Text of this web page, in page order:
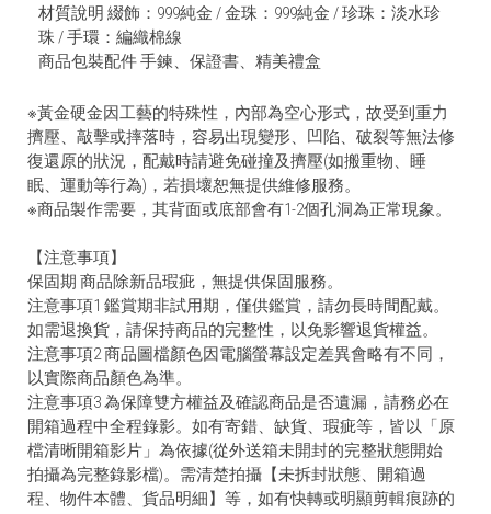
材質說明 綴飾：999純金 / 金珠：999純金 / 珍珠：淡水珍
珠 / 手環：編織棉線
商品包裝配件 手鍊、保證書、精美禮盒
※黃金硬金因工藝的特殊性，內部為空心形式，故受到重力
擠壓、敲擊或摔落時，容易出現變形、凹陷、破裂等無法修
復還原的狀況，配戴時請避免碰撞及擠壓(如搬重物、睡
眠、運動等行為)，若損壞恕無提供維修服務。
※商品製作需要，其背面或底部會有1-2個孔洞為正常現象。
【注意事項】
保固期 商品除新品瑕疵，無提供保固服務。
注意事項1 鑑賞期非試用期，僅供鑑賞，請勿長時間配戴。
如需退換貨，請保持商品的完整性，以免影響退貨權益。
注意事項2 商品圖檔顏色因電腦螢幕設定差異會略有不同，
以實際商品顏色為準。
注意事項3 為保障雙方權益及確認商品是否遺漏，請務必在
開箱過程中全程錄影。如有寄錯、缺貨、瑕疵等，皆以「原
檔清晰開箱影片」為依據(從外送箱未開封的完整狀態開始
拍攝為完整錄影檔)。需清楚拍攝【未拆封狀態、開箱過
程、物件本體、貨品明細】等，如有快轉或明顯剪輯痕跡的